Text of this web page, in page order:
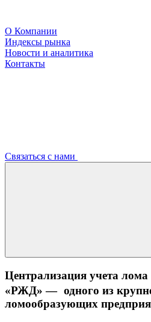
О Компании
Индексы рынка
Новости и аналитика
Контакты
Связаться с нами
Централизация учета
«РЖД» — одного из
ломообразующих